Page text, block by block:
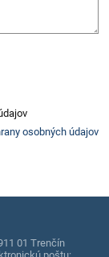
osobných údajov
01 Trenčín